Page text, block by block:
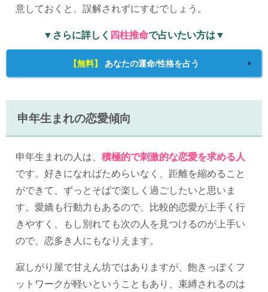
意しておくと、誤解されずにすむでしょう。
▼さらに詳しく 四柱推命で占いたい方は▼
【無料】 あなたの運命/性格を占う
申年生まれの恋愛傾向
申年生まれの人は、 積極的で刺激的な恋愛を求める人
です。好きになればためらいなく、距離を縮めること
ができて、ずっとそばで楽しく過ごしたいと思いま
す。愛嬌も行動力もあるので、比較的恋愛が上手く行
きやすく、もし別れても次の人を見つけるのが上手い
ので、恋多き人にもなりえます。
寂しがり屋で甘えん坊ではありますが、飽きっぽくフ
ットワークが軽いということもあり、束縛されるのは